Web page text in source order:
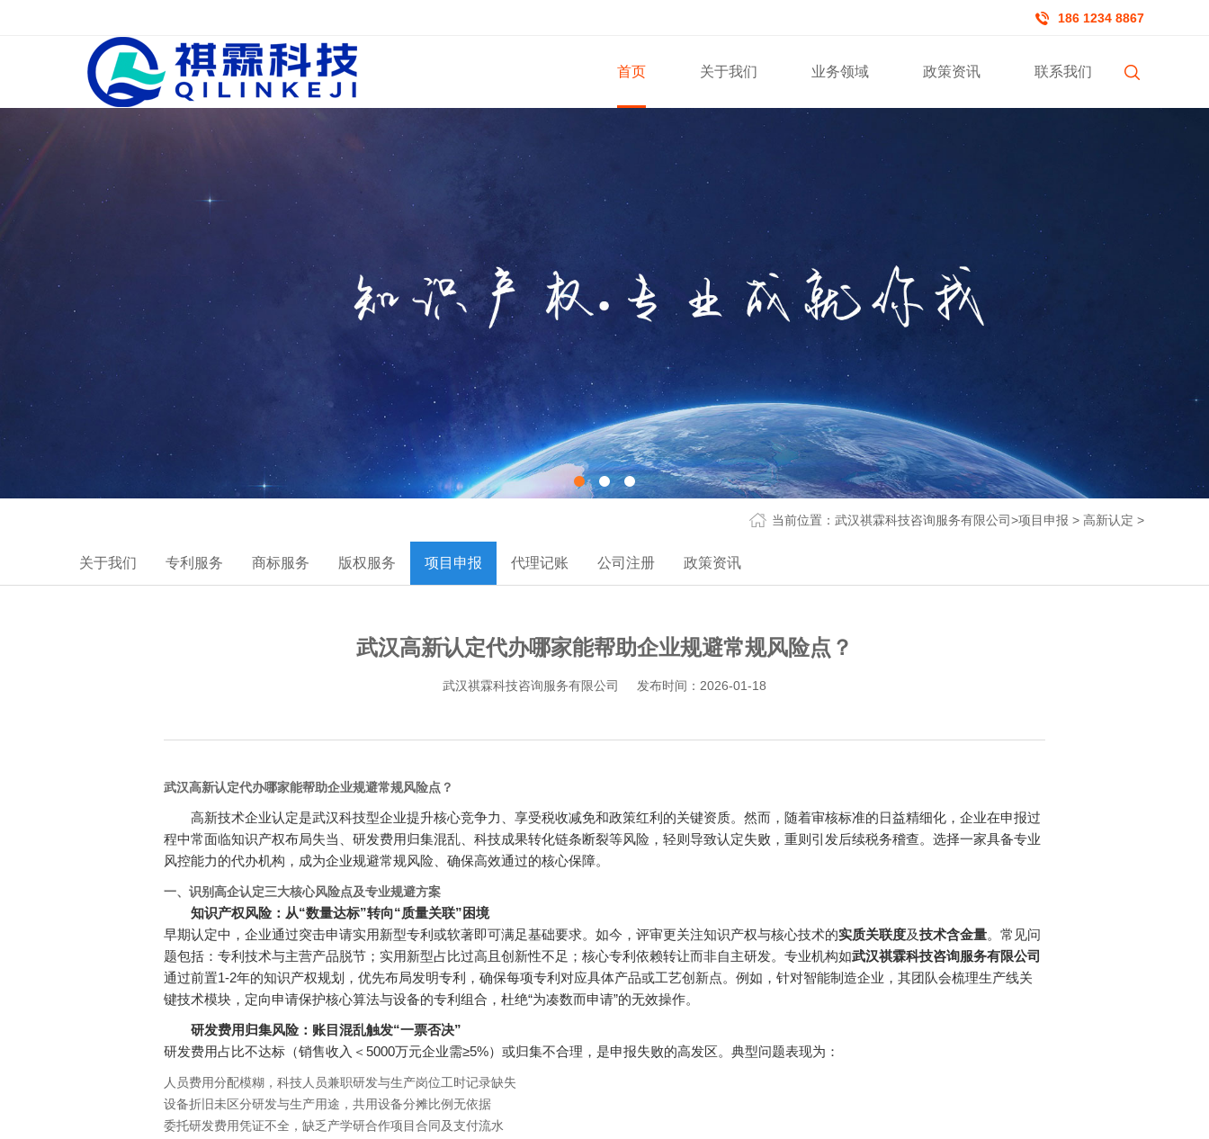
186 1234 8867
首页 关于我们 业务领域 政策资讯 联系我们
当前位置： 武汉祺霖科技咨询服务有限公司>项目申报 > 高新认定 >
关于我们 专利服务 商标服务 版权服务 项目申报 代理记账 公司注册 政策资讯
武汉高新认定代办哪家能帮助企业规避常规风险点？
武汉祺霖科技咨询服务有限公司 发布时间：2026-01-18
武汉高新认定代办哪家能帮助企业规避常规风险点？
高新技术企业认定是武汉科技型企业提升核心竞争力、享受税收减免和政策红利的关键资质。然而，随着审核标准的日益精细化，企业在申报过
程中常面临知识产权布局失当、研发费用归集混乱、科技成果转化链条断裂等风险，轻则导致认定失败，重则引发后续税务稽查。选择一家具备专业
风控能力的代办机构，成为企业规避常规风险、确保高效通过的核心保障。
一、识别高企认定三大核心风险点及专业规避方案
知识产权风险：从“数量达标”转向“质量关联”困境
早期认定中，企业通过突击申请实用新型专利或软著即可满足基础要求。如今，评审更关注知识产权与核心技术的实质关联度及技术含金量。常见问
题包括：专利技术与主营产品脱节；实用新型占比过高且创新性不足；核心专利依赖转让而非自主研发。专业机构如武汉祺霖科技咨询服务有限公司
通过前置1-2年的知识产权规划，优先布局发明专利，确保每项专利对应具体产品或工艺创新点。例如，针对智能制造企业，其团队会梳理生产线关
键技术模块，定向申请保护核心算法与设备的专利组合，杜绝“为凑数而申请”的无效操作。
研发费用归集风险：账目混乱触发“一票否决”
研发费用占比不达标（销售收入＜5000万元企业需≥5%）或归集不合理，是申报失败的高发区。典型问题表现为：
人员费用分配模糊，科技人员兼职研发与生产岗位工时记录缺失
设备折旧未区分研发与生产用途，共用设备分摊比例无依据
委托研发费用凭证不全，缺乏产学研合作项目合同及支付流水